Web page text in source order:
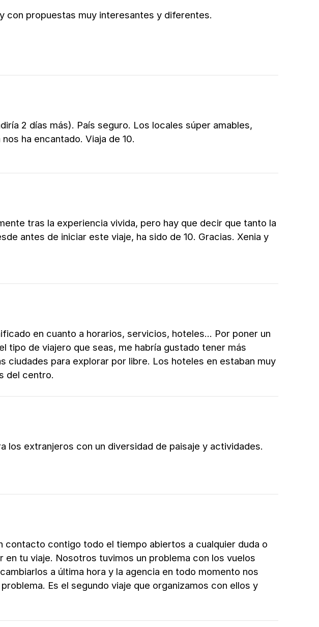
con propuestas muy interesantes y diferentes.
2 días más). País seguro. Los locales súper amables,
ha encantado. Viaja de 10.
tras la experiencia vivida, pero hay que decir que tanto la
antes de iniciar este viaje, ha sido de 10. Gracias. Xenia y
en cuanto a horarios, servicios, hoteles... Por poner un
tipo de viajero que seas, me habría gustado tener más
ciudades para explorar por libre. Los hoteles en estaban muy
del centro.
los extranjeros con un diversidad de paisaje y actividades.
contacto contigo todo el tiempo abiertos a cualquier duda o
tu viaje. Nosotros tuvimos un problema con los vuelos
a última hora y la agencia en todo momento nos
Es el segundo viaje que organizamos con ellos y